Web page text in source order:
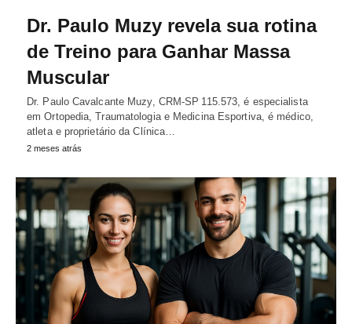
Dr. Paulo Muzy revela sua rotina
de Treino para Ganhar Massa
Muscular
Dr. Paulo Cavalcante Muzy, CRM‑SP 115.573, é especialista
em Ortopedia, Traumatologia e Medicina Esportiva, é médico,
atleta e proprietário da Clínica…
2 meses atrás